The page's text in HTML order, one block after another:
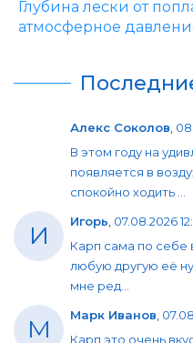
Глубина лески от
атмосферное
Алекс Соколов
В этом году на
появляется в
спокойно ходить ...
И Игорь 07.08.2026
Карп сама по себе
любую другую её
мне ред...
М Марк Иванов
Карп это очень